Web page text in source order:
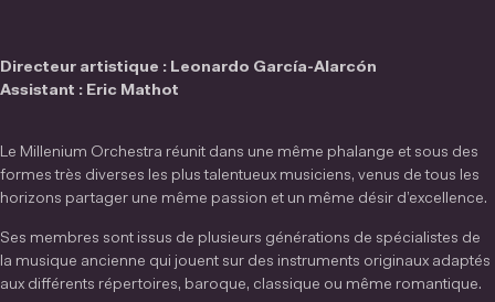
Directeur artistique : Leonardo García-Alarcón
Assistant : Eric Mathot
Le Millenium Orchestra réunit dans une même phalange et sous des
formes très diverses les plus talentueux musiciens, venus de tous les
horizons partager une même passion et un même désir d’excellence.
Ses membres sont issus de plusieurs générations de spécialistes de
la musique ancienne qui jouent sur des instruments originaux adaptés
aux différents répertoires, baroque, classique ou même romantique.